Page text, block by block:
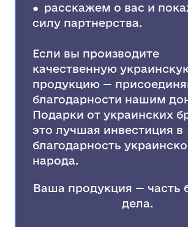
● расскажем о вас и
силу партнерства.
Если вы производите
качественную
продукцию —
благодарности нашим
Подарки от украинских
это лучшая инвестиция в
благодарность
народа.
Ваша продукция — часть
дела.